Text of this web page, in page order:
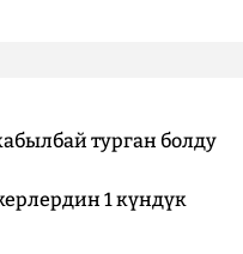
турган болду
1 күндүк